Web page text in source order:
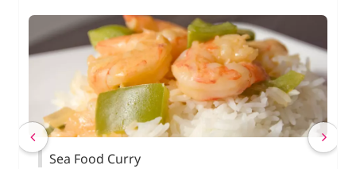
Sea Food Curry